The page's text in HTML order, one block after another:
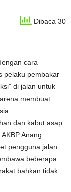
Dibaca 30
cara
pelaku pembakar
di jalan untuk
membuat
dan kabut asap
Anang
pengguna jalan
beberapa
bahkan tidak